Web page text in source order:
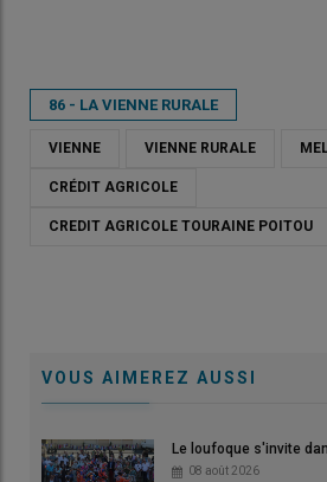
86 - LA VIENNE RURALE
VIENNE VIENNE RURALE
CRÉDIT AGRICOLE
CREDIT AGRICOLE TOURAINE POITOU
VOUS AIMEREZ AUSSI
Le loufoque s'invite
08 août 2026